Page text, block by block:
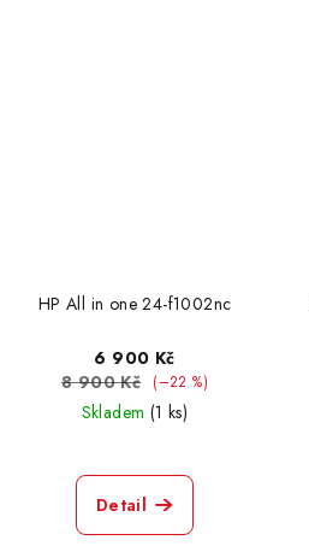
HP All in one 24-f1002nc
6 900 Kč
8 900 Kč
(–22 %)
Skladem (1 ks)
Detail